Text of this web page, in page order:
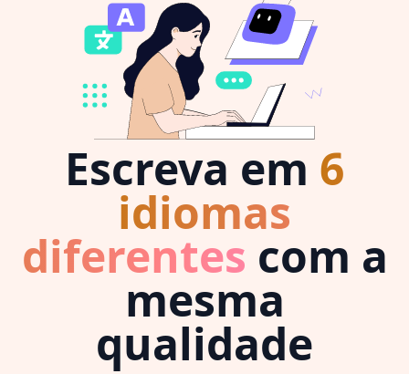
Escreva em 6
idiomas
diferentes com a
mesma
qualidade